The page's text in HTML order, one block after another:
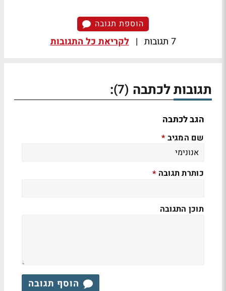
הוספת תגובה
7 תגובות | לקריאת כל התגובות
תגובות לכתבה (7)
:
הגב לכתבה
שם המגיב *
כותרת תגובה *
תוכן התגובה
הוסף תגובה